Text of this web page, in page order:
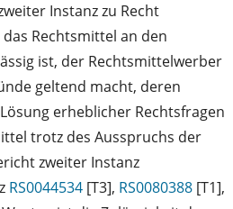
Instanz zu Recht
Rechtsmittel an den
ist, der Rechtsmittelwerber
geltend macht, deren
erheblicher Rechtsfragen
trotz des Ausspruchs der
zweiter Instanz
RS0044534 [T3], RS0080388 [T1],